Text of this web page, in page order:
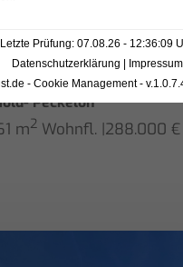
(PECKELOH)
Peckeloh
m2 Wohnfl. |288.000 €
Letzte Prüfung: 07.08.26 - 12:36:09
Datenschutzerklärung
Impressum
- Cookie Management -